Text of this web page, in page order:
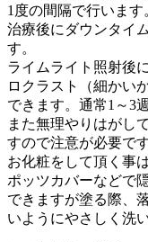
1度の間隔で行います
治療後にダウンタイ
す。
ライムライト照射後
ロクラスト（細かい
できます。通常1～3
また無理やりはがし
すので注意が必要です
お化粧をして頂く事
ポッツカバーなどで
できますが塗る際、
いようにやさしく洗